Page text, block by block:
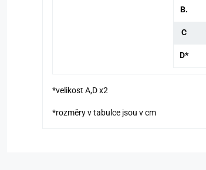
B.
C
D*
*velikost A,D x2
*rozměry v tabulce jsou v cm